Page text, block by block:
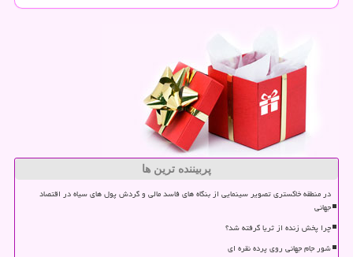
پربیننده ترین ها
در منطقه خاکستری تصویر سینمایی از بنگاه های فاسد مالی و گردش پول های سیاه در اقتصاد
جهانی
چرا پخش زنده از ثریا گرفته شد؟
شور جام جهانی روی پرده نقره ای